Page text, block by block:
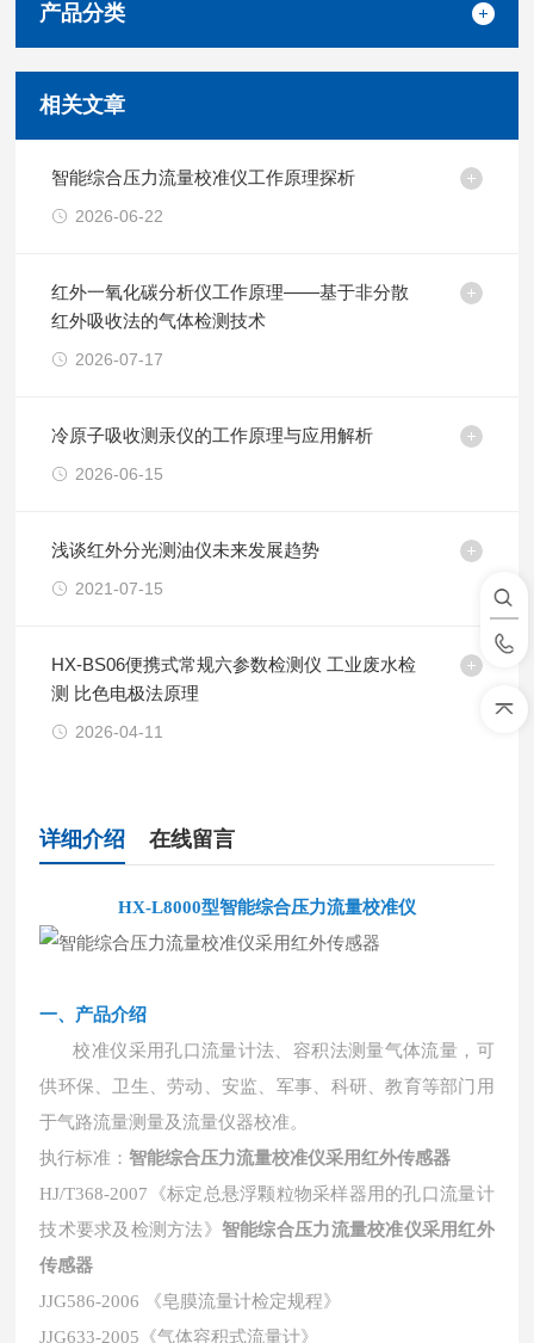
产品分类
相关文章
智能综合压力流量校准仪工作原理探析
2026-06-22
红外一氧化碳分析仪工作原理——基于非分散
红外吸收法的气体检测技术
2026-07-17
冷原子吸收测汞仪的工作原理与应用解析
2026-06-15
浅谈红外分光测油仪未来发展趋势
2021-07-15
HX-BS06便携式常规六参数检测仪 工业废水检
测 比色电极法原理
2026-04-11
详细介绍 在线留言
HX-L8000型智能综合压力流量校准仪
一、产品介绍
校准仪采用孔口流量计法、容积法测量气体流量，可
供环保、卫生、劳动、安监、军事、科研、教育等部门用
于气路流量测量及流量仪器校准。
执行标准：智能综合压力流量校准仪采用红外传感器
HJ/T368-2007《标定总悬浮颗粒物采样器用的孔口流量计
技术要求及检测方法》 智能综合压力流量校准仪采用红外
传感器
JJG586-2006 《皂膜流量计检定规程》
JJG633-2005《气体容积式流量计》